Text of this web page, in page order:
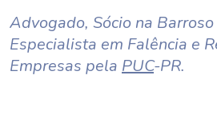
Advogado, Sócio na
Especialista em Falência e
Empresas pela PUC-PR.